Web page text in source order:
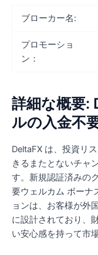
ブローカー名:
プロモーショ
ン：
詳細な概要:
ルの入金不
DeltaFX は、投資リ
きるまたとないチャ
す。新規認証済みの
要ウェルカム ボーナ
ョンは、お客様が外
に設計されており、
い安心感を持って市